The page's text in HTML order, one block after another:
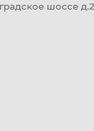
шоссе